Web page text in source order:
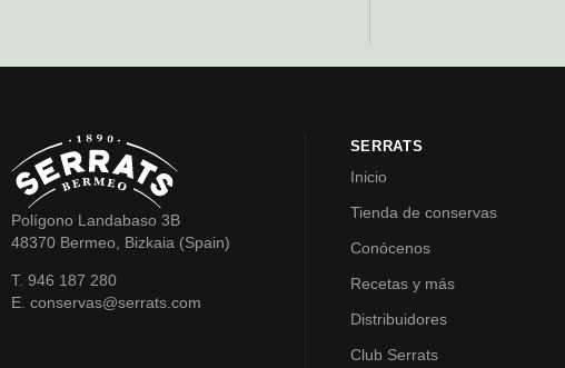
Polígono Landabaso 3B
48370 Bermeo, Bizkaia (Spain)
T. 946 187 280
E. conservas@serrats.com
SERRATS
Inicio
Tienda de conservas
Conócenos
Recetas y más
Distribuidores
Club Serrats